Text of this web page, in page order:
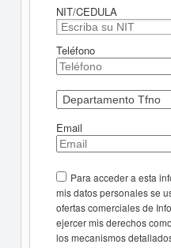
NIT/CEDULA
Teléfono
Email
Para acceder a esta
mis datos personales se
ofertas comerciales de
ejercer mis derechos
los mecanismos